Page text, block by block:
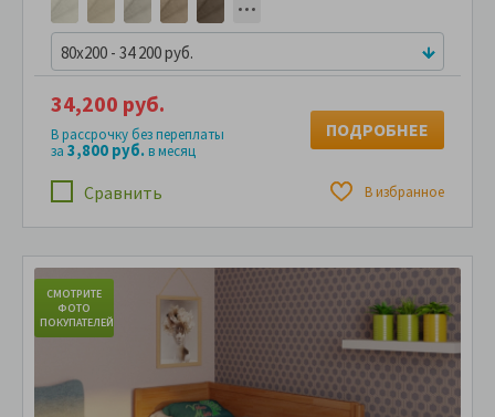
80x200 - 34 200 руб.
Сравнить В избранное
34,200 руб.
В рассрочку без переплаты
за 3,800 руб.в месяц
ПОДРОБНЕЕ
СМОТРИТЕ
ФОТО
ПОКУПАТЕЛЕЙ